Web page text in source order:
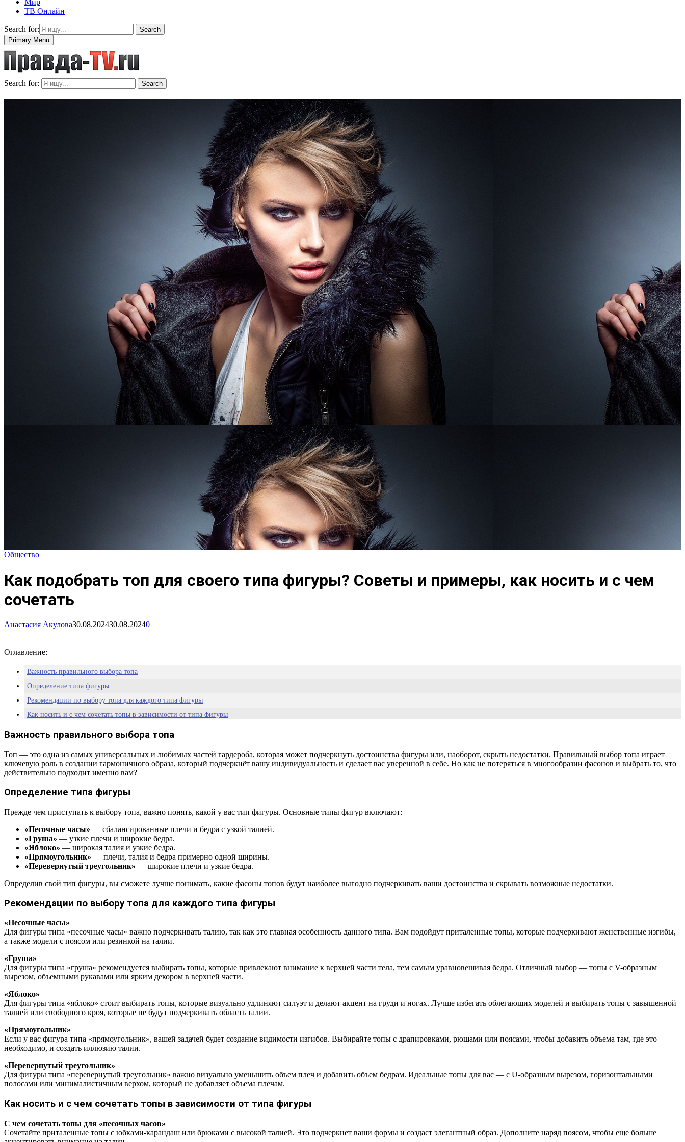
Мир
ТВ Онлайн
Search for:
Search
Primary Menu
Search for: Search
Общество
Как подобрать топ для своего типа фигуры? Советы и примеры, как носить и с чем
сочетать
Анастасия Акулова30.08.202430.08.20240
Оглавление:
Важность правильного выбора топа
Определение типа фигуры
Рекомендации по выбору топа для каждого типа фигуры
Как носить и с чем сочетать топы в зависимости от типа фигуры
Часто задаваемые вопросы
Важность правильного выбора топа
Топ — это одна из самых универсальных и любимых частей гардероба, которая может подчеркнуть достоинства фигуры или, наоборот, скрыть недостатки. Правильный выбор топа играет
ключевую роль в создании гармоничного образа, который подчеркнёт вашу индивидуальность и сделает вас уверенной в себе. Но как не потеряться в многообразии фасонов и выбрать то, что
действительно подходит именно вам?
Определение типа фигуры
Прежде чем приступать к выбору топа, важно понять, какой у вас тип фигуры. Основные типы фигур включают:
«Песочные часы» — сбалансированные плечи и бедра с узкой талией.
«Груша» — узкие плечи и широкие бедра.
«Яблоко» — широкая талия и узкие бедра.
«Прямоугольник» — плечи, талия и бедра примерно одной ширины.
«Перевернутый треугольник» — широкие плечи и узкие бедра.
Определив свой тип фигуры, вы сможете лучше понимать, какие фасоны топов будут наиболее выгодно подчеркивать ваши достоинства и скрывать возможные недостатки.
Рекомендации по выбору топа для каждого типа фигуры
«Песочные часы»
Для фигуры типа «песочные часы» важно подчеркивать талию, так как это главная особенность данного типа. Вам подойдут приталенные топы, которые подчеркивают женственные изгибы,
а также модели с поясом или резинкой на талии.
«Груша»
Для фигуры типа «груша» рекомендуется выбирать топы, которые привлекают внимание к верхней части тела, тем самым уравновешивая бедра. Отличный выбор — топы с V-образным
вырезом, объемными рукавами или ярким декором в верхней части.
«Яблоко»
Для фигуры типа «яблоко» стоит выбирать топы, которые визуально удлиняют силуэт и делают акцент на груди и ногах. Лучше избегать облегающих моделей и выбирать топы с завышенной
талией или свободного кроя, которые не будут подчеркивать область талии.
«Прямоугольник»
Если у вас фигура типа «прямоугольник», вашей задачей будет создание видимости изгибов. Выбирайте топы с драпировками, рюшами или поясами, чтобы добавить объема там, где это
необходимо, и создать иллюзию талии.
«Перевернутый треугольник»
Для фигуры типа «перевернутый треугольник» важно визуально уменьшить объем плеч и добавить объем бедрам. Идеальные топы для вас — с U-образным вырезом, горизонтальными
полосами или минималистичным верхом, который не добавляет объема плечам.
Как носить и с чем сочетать топы в зависимости от типа фигуры
С чем сочетать топы для «песочных часов»
Сочетайте приталенные топы с юбками-карандаш или брюками с высокой талией. Это подчеркнет ваши формы и создаст элегантный образ. Дополните наряд поясом, чтобы еще больше